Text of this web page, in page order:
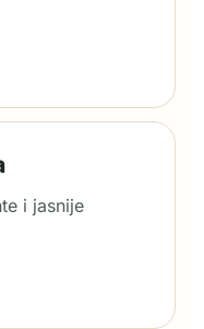
i jasnije